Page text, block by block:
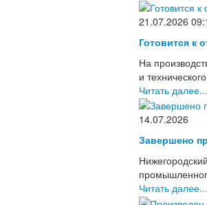
21.07.2026
Готовится к
На
и
Читать далее...
14.07.2026
Завершено
Читать далее...